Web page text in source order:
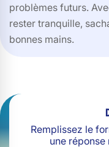
problèmes futurs.
rester tranquille,
bonnes mains.
Remplissez le
une